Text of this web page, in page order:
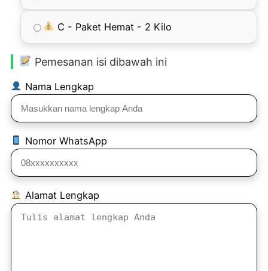
C - Paket Hemat - 2 Kilo
Pemesanan isi dibawah ini
Nama Lengkap
Nomor WhatsApp
Alamat Lengkap